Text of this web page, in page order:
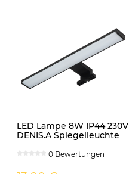
LED Lampe 8W IP44 230V
DENIS.A Spiegelleuchte
0 Bewertungen